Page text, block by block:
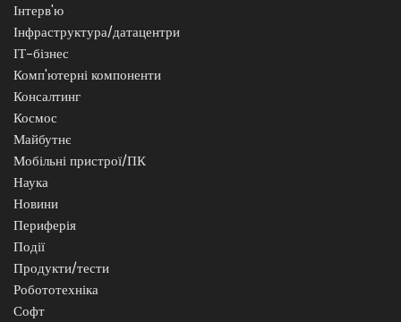
Інтерв'ю
Інфраструктура/датацентри
ІТ-бізнес
Комп'ютерні компоненти
Консалтинг
Космос
Майбутнє
Мобільні пристрої/ПК
Наука
Новини
Периферія
Події
Продукти/тести
Робототехніка
Софт